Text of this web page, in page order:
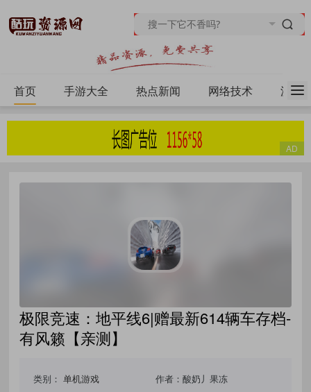
首页 手游大全 热点新闻 网络技术 源码
极限竞速：地平线6|赠最新614辆车存档-
有风籁【亲测】
类别：单机游戏 作者：酸奶丿果冻